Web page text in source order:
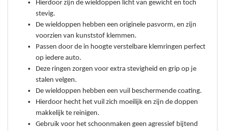
Hierdoor zijn de wieldoppen licht van gewicht en toch
stevig.
De wieldoppen hebben een originele pasvorm, en zijn
voorzien van kunststof klemmen.
Passen door de in hoogte verstelbare klemringen perfect
op iedere auto.
Deze ringen zorgen voor extra stevigheid en grip op je
stalen velgen.
De wieldoppen hebben een vuil beschermende coating.
Hierdoor hecht het vuil zich moeilijk en zijn de doppen
makkelijk te reinigen.
Gebruik voor het schoonmaken geen agressief bijtend